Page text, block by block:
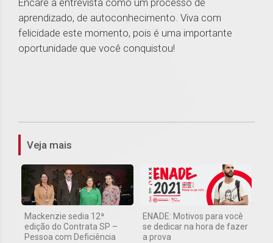
Encare a entrevista como um processo de
aprendizado, de autoconhecimento. Viva com
felicidade este momento, pois é uma importante
oportunidade que você conquistou!
Veja mais
Mackenzie sedia 12ª
edição do Contrata SP –
Pessoa com Deficiência
ENADE: Motivos para você
se dedicar na hora de fazer
a prova